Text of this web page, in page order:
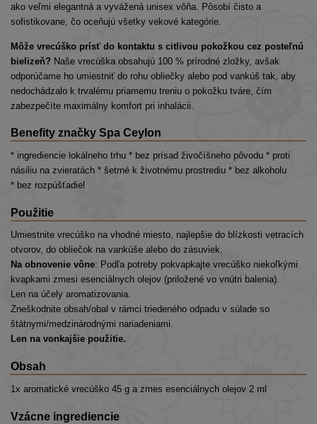
ako veľmi elegantná a vyvážená unisex vôňa. Pôsobí čisto a
sofistikovane, čo oceňujú všetky vekové kategórie.
Môže vrecúško prísť do kontaktu s citlivou pokožkou cez posteľnú
bielizeň? Naše vrecúška obsahujú 100 % prírodné zložky, avšak
odporúčame ho umiestniť do rohu obliečky alebo pod vankúš tak, aby
nedochádzalo k trvalému priamemu treniu o pokožku tváre, čím
zabezpečíte maximálny komfort pri inhalácii.
Benefity značky Spa Ceylon
* ingrediencie lokálneho trhu * bez prísad živočíšneho pôvodu * proti
násiliu na zvieratách * šetrné k životnému prostrediu * bez alkoholu
* bez rozpúšťadiel
Použitie
Umiestnite vrecúško na vhodné miesto, najlepšie do blízkosti vetracích
otvorov, do obliečok na vankúše alebo do zásuviek.
Na obnovenie vône: Podľa potreby pokvapkajte vrecúško niekoľkými
kvapkami zmesi esenciálnych olejov (priložené vo vnútri balenia).
Len na účely aromatizovania.
Zneškodnite obsah/obal v rámci triedeného odpadu v súlade so
štátnymi/medzinárodnými nariadeniami.
Len na vonkajšie použitie.
Obsah
1x aromatické vrecúško 45 g a zmes esenciálnych olejov 2 ml
Vzácne ingrediencie